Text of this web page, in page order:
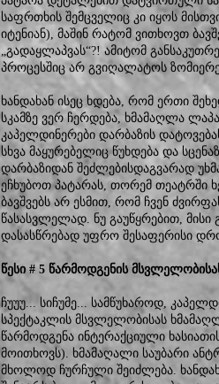
საფრთხის შემცველიც კი იყოს
იტენიან), მაშინ რატომ ვითხოვთ
„გადაყლაპვას“?! ამიტომ
პროცესშიც არ გვიღალატოს
ხანდახან ისეც ხდება, რომ ერთი
სკამზე ვერ ჩერდება, ხმამაღლა
კაპელდინერები დარბაზის
სხვა მაყურებელიც წუხდება და
დარბაზიდან შეძლებისდაგვარად
ეჩხუბოთ პატარას, თორემ თეატრში
ბავშვებს არ ესმით, რომ ჩვენ
წასასვლელად. ნუ გაუწყრებით, მისი
დასასწრებად უფრო შესაფერისი
წესი # 5 წარმოდგენის
ჩუუუ... სიჩუმე... სამწუხაროდ,
სპექტაკლის მსვლელობისას
წარმოდგენა ინტერაქციული
მოითხოვს). ხმამაღალი საუბარი
მხოლოდ ჩურჩული შეიძლება.